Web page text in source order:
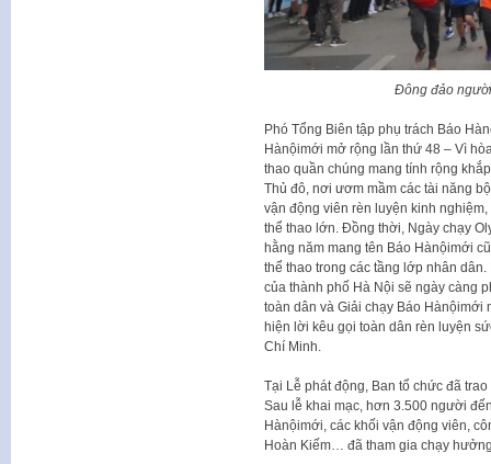
Đông đảo
Phó Tổng Biên tập phụ trách Báo
Hànộimới mở rộng lần thứ 48 – Vì
thao quần chúng mang tính rộng
Thủ đô, nơi ươm mầm các tài năng
vận động viên rèn luyện kinh
thể thao lớn. Đồng thời, Ngày chạy
hằng năm mang tên Báo Hànộimới
thể thao trong các tầng lớp nhân
của thành phố Hà Nội sẽ ngày càng
toàn dân và Giải chạy Báo
hiện lời kêu gọi toàn dân rèn luyện
Chí Minh.
Tại Lễ phát động, Ban tổ chức đã
Sau lễ khai mạc, hơn 3.500 người
Hànộimới, các khối vận động viên,
Hoàn Kiếm… đã tham gia chạy